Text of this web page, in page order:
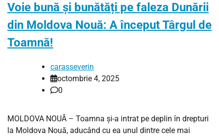
Voie bună și bunătăți pe faleza Dunării
din Moldova Nouă: A început Târgul de
Toamnă!
carasseverin
octombrie 4, 2025
0
MOLDOVA NOUĂ – Toamna și-a intrat pe deplin în drepturi
la Moldova Nouă, aducând cu ea unul dintre cele mai